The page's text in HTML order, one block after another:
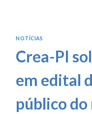
NOTÍCIAS
Crea-PI
em edital
público